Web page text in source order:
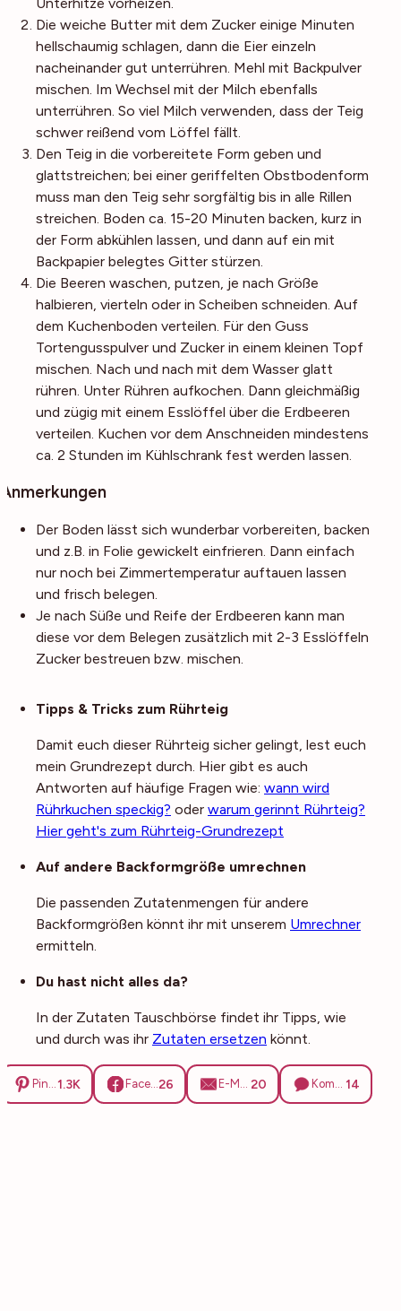
Die weiche Butter mit dem Zucker einige Minuten
hellschaumig schlagen, dann die Eier einzeln
nacheinander gut unterrühren. Mehl mit Backpulver
mischen. Im Wechsel mit der Milch ebenfalls
unterrühren. So viel Milch verwenden, dass der Teig
schwer reißend vom Löffel fällt.
Den Teig in die vorbereitete Form geben und
glattstreichen; bei einer geriffelten Obstbodenform
muss man den Teig sehr sorgfältig bis in alle Rillen
streichen. Boden ca. 15-20 Minuten backen, kurz in
der Form abkühlen lassen, und dann auf ein mit
Backpapier belegtes Gitter stürzen.
Die Beeren waschen, putzen, je nach Größe
halbieren, vierteln oder in Scheiben schneiden. Auf
dem Kuchenboden verteilen. Für den Guss
Tortengusspulver und Zucker in einem kleinen Topf
mischen. Nach und nach mit dem Wasser glatt
rühren. Unter Rühren aufkochen. Dann gleichmäßig
und zügig mit einem Esslöffel über die Erdbeeren
verteilen. Kuchen vor dem Anschneiden mindestens
ca. 2 Stunden im Kühlschrank fest werden lassen.
Anmerkungen
Der Boden lässt sich wunderbar vorbereiten, backen
und z.B. in Folie gewickelt einfrieren. Dann einfach
nur noch bei Zimmertemperatur auftauen lassen
und frisch belegen.
Je nach Süße und Reife der Erdbeeren kann man
diese vor dem Belegen zusätzlich mit 2-3 Esslöffeln
Zucker bestreuen bzw. mischen.
Tipps & Tricks zum Rührteig
Damit euch dieser Rührteig sicher gelingt, lest euch
mein Grundrezept durch. Hier gibt es auch
Antworten auf häufige Fragen wie: wann wird
Rührkuchen speckig? oder warum gerinnt Rührteig?
Hier geht's zum Rührteig-Grundrezept
Auf andere Backformgröße umrechnen
Die passenden Zutatenmengen für andere
Backformgrößen könnt ihr mit unserem Umrechner
ermitteln.
Du hast nicht alles da?
In der Zutaten Tauschbörse findet ihr Tipps, wie
und durch was ihr Zutaten ersetzen könnt.
Pinterest1.3K Facebook26 E-Mail 20 Kommentare 14